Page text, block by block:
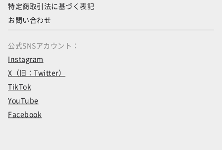
特定商取引法に基づく表記
お問い合わせ
公式SNSアカウント：
Instagram
X（旧：Twitter）
TikTok
YouTube
Facebook